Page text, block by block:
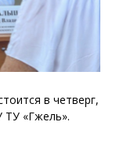
в четверг,
ТУ «Гжель».